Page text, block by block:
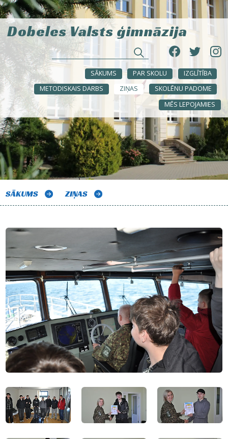
Dobeles Valsts ģimnāzija
SĀKUMS PAR SKOLU
IZGLĪTĪBA
METODISKAIS DARBS
ZIŅAS
SKOLĒNU PADOME
MĒS LEPOJAMIES
SĀKUMS ZIŅAS